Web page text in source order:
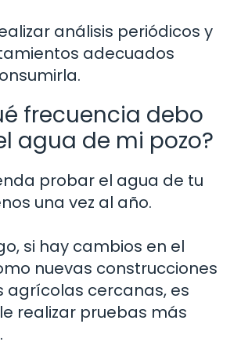
análisis periódicos y
adecuados
frecuencia debo
agua de mi pozo?
probar el agua de tu
una vez al año.
si hay cambios en el
nuevas construcciones
agrícolas cercanas, es
realizar pruebas más